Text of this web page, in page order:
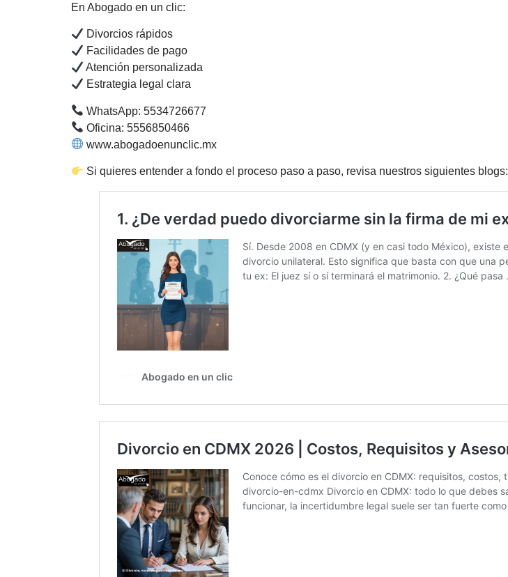
En Abogado en un clic:
Divorcios rápidos
Facilidades de pago
Atención personalizada
Estrategia legal clara
WhatsApp: 5534726677
Oficina: 5556850466
www.abogadoenunclic.mx
Si quieres entender a fondo el proceso paso a paso, revisa nuestros siguientes blogs: